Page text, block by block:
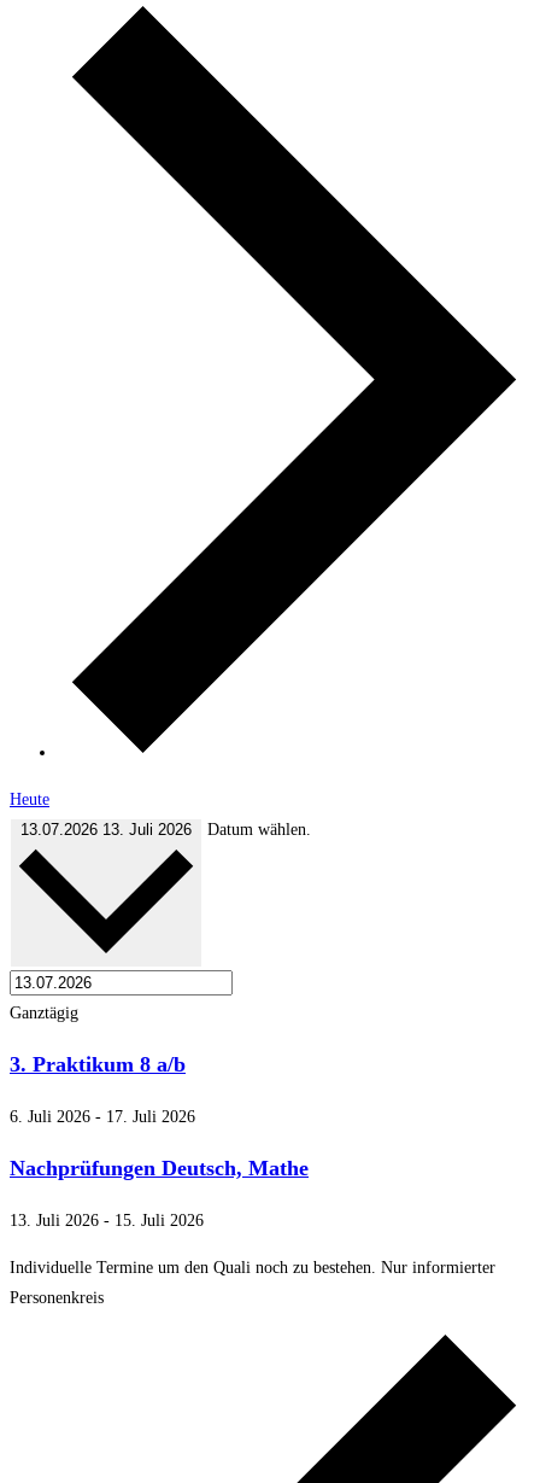
Heute
13.07.2026 13. Juli 2026 Datum wählen.
Ganztägig
3. Praktikum 8 a/b
6. Juli 2026 - 17. Juli 2026
Nachprüfungen Deutsch, Mathe
13. Juli 2026 - 15. Juli 2026
Individuelle Termine um den Quali noch zu bestehen. Nur informierter
Personenkreis